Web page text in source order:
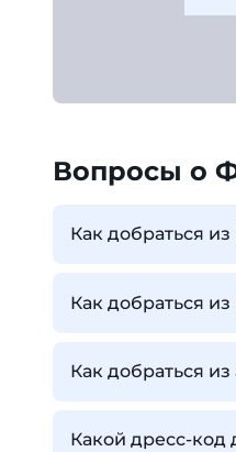
Вопросы о
Как добраться
Как добраться
Как добраться
Какой дресс-код